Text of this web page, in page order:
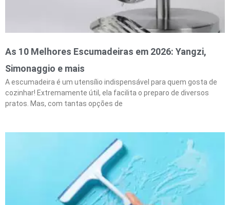
As 10 Melhores Escumadeiras em 2026: Yangzi,
Simonaggio e mais
A escumadeira é um utensílio indispensável para quem gosta de
cozinhar! Extremamente útil, ela facilita o preparo de diversos
pratos. Mas, com tantas opções de